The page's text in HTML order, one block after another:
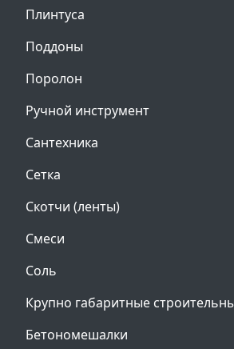
Плинтуса
Поддоны
Поролон
Ручной инструмент
Сантехника
Сетка
Скотчи (ленты)
Смеси
Соль
Крупно габаритные
Бетономешалки